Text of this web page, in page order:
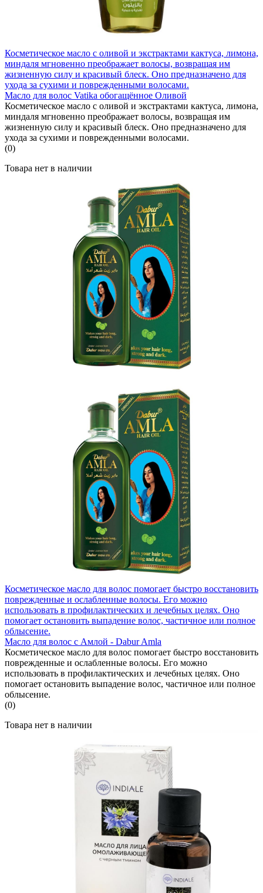
Косметическое масло с оливой и экстрактами кактуса, лимона,
миндаля мгновенно преображает волосы, возвращая им
жизненную силу и красивый блеск. Оно предназначено для
ухода за сухими и поврежденными волосами.
Масло для волос Vatika обогащённое Оливой
Косметическое масло с оливой и экстрактами кактуса, лимона,
миндаля мгновенно преображает волосы, возвращая им
жизненную силу и красивый блеск. Оно предназначено для
ухода за сухими и поврежденными волосами.
(0)
Товара нет в наличии
Косметическое масло для волос помогает быстро восстановить
поврежденные и ослабленные волосы. Его можно
использовать в профилактических и лечебных целях. Оно
помогает остановить выпадение волос, частичное или полное
облысение.
Масло для волос с Амлой - Dabur Amla
Косметическое масло для волос помогает быстро восстановить
поврежденные и ослабленные волосы. Его можно
использовать в профилактических и лечебных целях. Оно
помогает остановить выпадение волос, частичное или полное
облысение.
(0)
Товара нет в наличии